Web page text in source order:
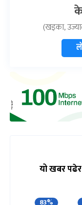
(खड्का,
यो खबर
83%